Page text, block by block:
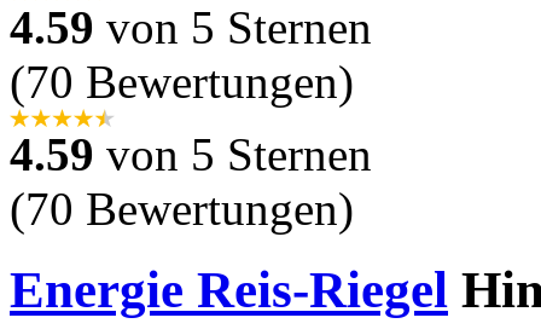
4.59 von 5 Sternen
(70 Bewertungen)
4.59 von 5 Sternen
(70 Bewertungen)
Energie Reis-Riegel